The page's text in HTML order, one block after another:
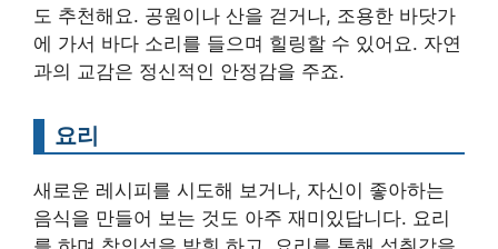
도 추천해요. 공원이나 산을 걷거나, 조용한 바닷가
에 가서 바다 소리를 들으며 힐링할 수 있어요. 자연
과의 교감은 정신적인 안정감을 주죠.
요리
새로운 레시피를 시도해 보거나, 자신이 좋아하는
음식을 만들어 보는 것도 아주 재미있답니다. 요리